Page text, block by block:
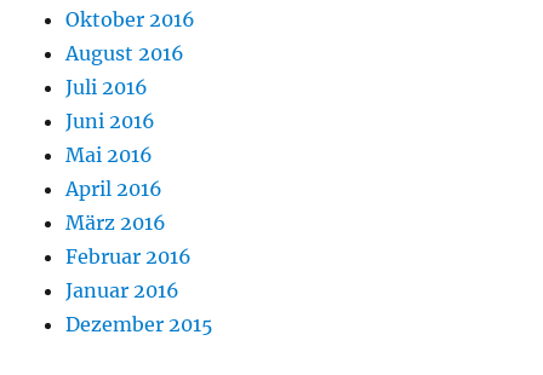
Oktober 2016
August 2016
Juli 2016
Juni 2016
Mai 2016
April 2016
März 2016
Februar 2016
Januar 2016
Dezember 2015